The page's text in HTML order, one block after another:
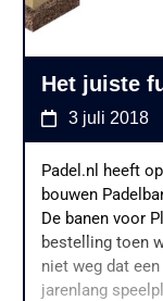
Het juiste
3 juli 2018
Padel.nl heeft
bouwen
De banen voor
bestelling toen
niet weg dat
jarenlang